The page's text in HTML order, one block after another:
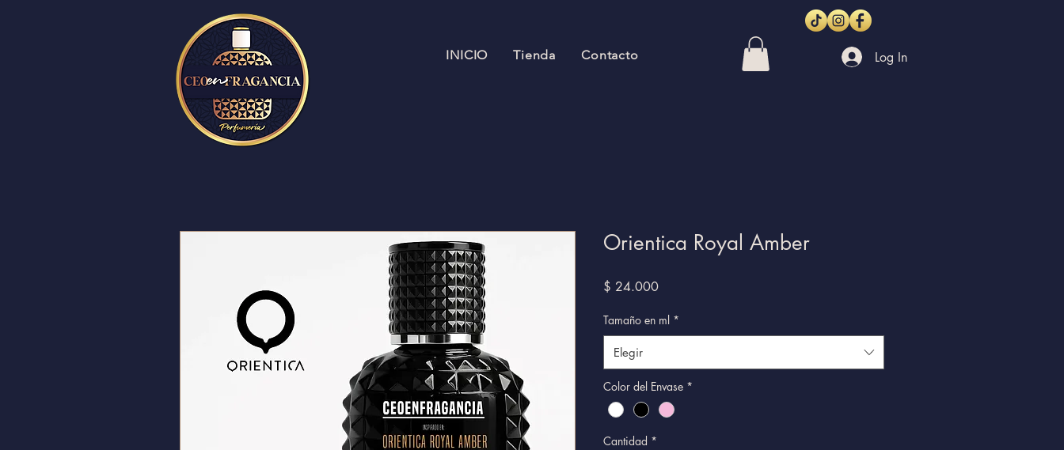
INICIO Tienda Contacto Log In
Orientica Royal Amber
$ 24.000Precio
Tamaño en ml *
Elegir
Color del Envase *
Cantidad *